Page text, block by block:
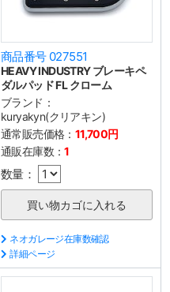
商品番号 027551
HEAVY INDUSTRY ブレーキペ
ダルパッド FL クローム
ブランド：
kuryakyn(クリアキン)
通常販売価格： 11,700円
通販在庫数：1
数量：
ネオガレージ在庫数確認
詳細ページ